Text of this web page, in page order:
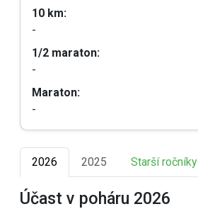
10 km:
-
1/2 maraton:
-
Maraton:
-
2026 2025 Starší ročníky
Účast v poháru 2026